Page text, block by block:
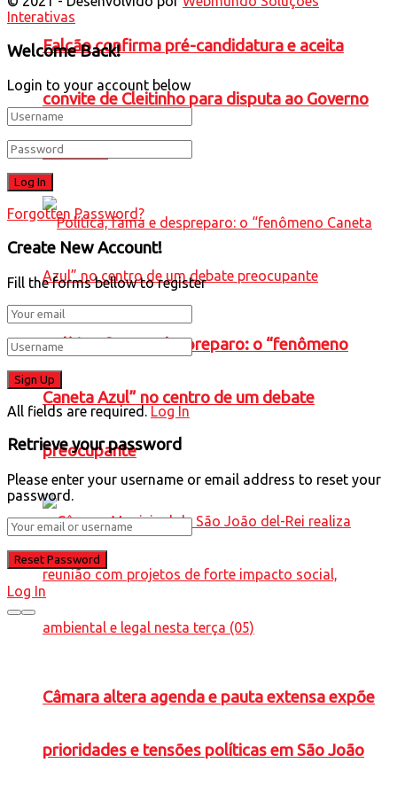
Falcão confirma pré-candidatura e aceita
convite de Cleitinho para disputa ao Governo
de Minas
Política, fama e despreparo: o “fenômeno
Caneta Azul” no centro de um debate
preocupante
Câmara altera agenda e pauta extensa expõe
prioridades e tensões políticas em São João
Interativas
Welcome Back!
Login to your account below
Forgotten Password?
Create New Account!
Fill the forms bellow to register
All fields are required. Log In
Retrieve your password
Please enter your username or email address to reset your
password.
Log In